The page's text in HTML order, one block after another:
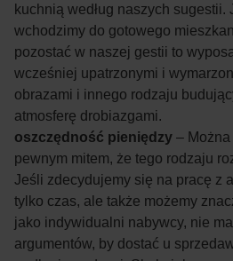
kuchnią według naszych sugestii.
wchodzimy do gotowego
pozostać w naszej gestii to
wcześniej upatrzonymi i
obrazami i innego rodzaju
atmosferę drobiazgami.
oszczędność pieniędzy –
pewnym mitem, że tego rodzaju
Jeśli zdecydujemy się na pracę z
tylko czas, ale także możemy
jako indywidualni nabywcy, nie
argumentów, by dostać u